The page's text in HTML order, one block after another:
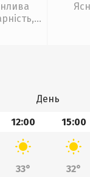
День
12:00 15:00
33° 32°